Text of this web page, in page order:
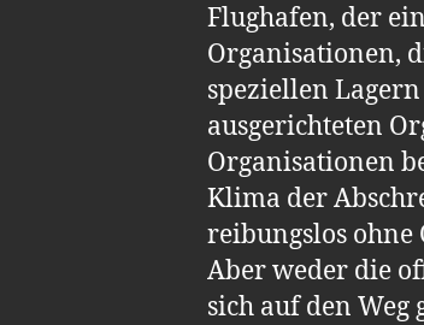
Flughafen, der
Organisationen,
speziellen
ausgerichteten
Organisationen
Klima der
reibungslos ohne
Aber weder die
sich auf den Weg